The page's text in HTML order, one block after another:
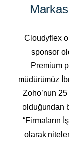
Cloudyflex
sponsor
Premium
müdürümüz
Zoho’nun
olduğundan
“Firmaların
olarak